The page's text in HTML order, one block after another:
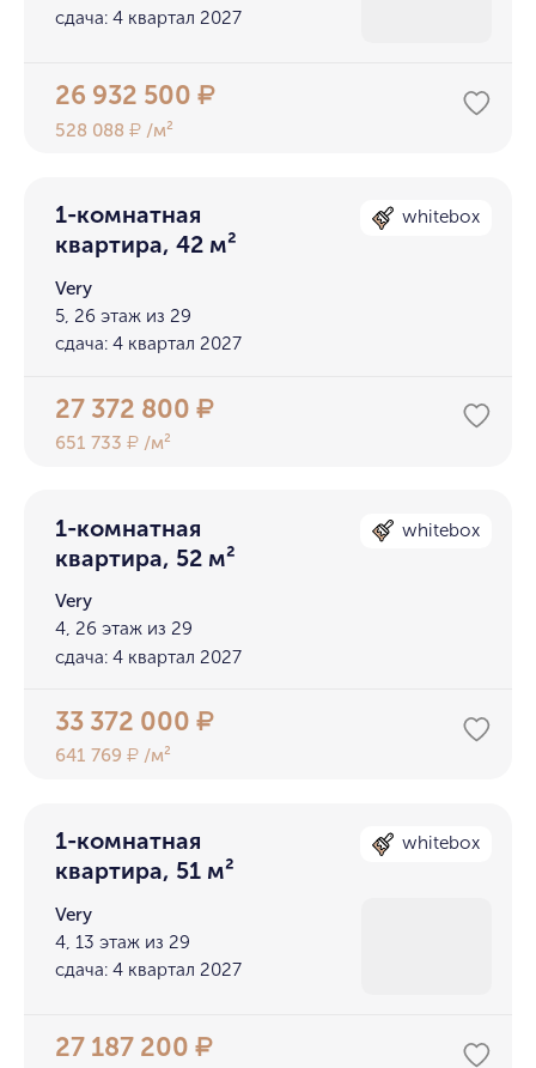
сдача: 4 квартал 2027
26 932 500₽
528 088₽ /м²
1-комнатная
квартира, 42 м²
whitebox
Very
5, 26 этаж из 29
сдача: 4 квартал 2027
27 372 800₽
651 733₽ /м²
1-комнатная
квартира, 52 м²
whitebox
Very
4, 26 этаж из 29
сдача: 4 квартал 2027
33 372 000₽
641 769₽ /м²
1-комнатная
квартира, 51 м²
whitebox
Very
4, 13 этаж из 29
сдача: 4 квартал 2027
27 187 200₽